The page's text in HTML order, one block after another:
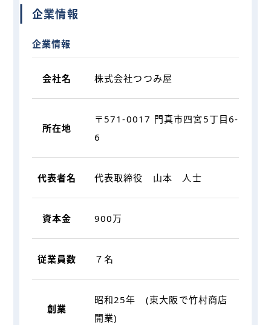
企業情報
企業情報
会社名 株式会社つつみ屋
所在地
〒571-0017 門真市四宮5丁目6-
6
代表者名 代表取締役 山本 人士
資本金 900万
従業員数 ７名
創業
昭和25年 (東大阪で竹村商店
開業)